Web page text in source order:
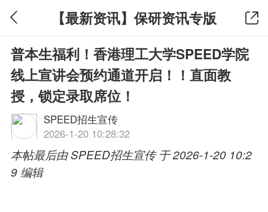
【最新资讯】保研资讯专版
普本生福利！香港理工大学SPEED学院
线上宣讲会预约通道开启！！直面教
授，锁定录取席位！
SPEED招生宣传
2026-1-20 10:28:32
本帖最后由 SPEED招生宣传 于 2026-1-20 10:2
9 编辑